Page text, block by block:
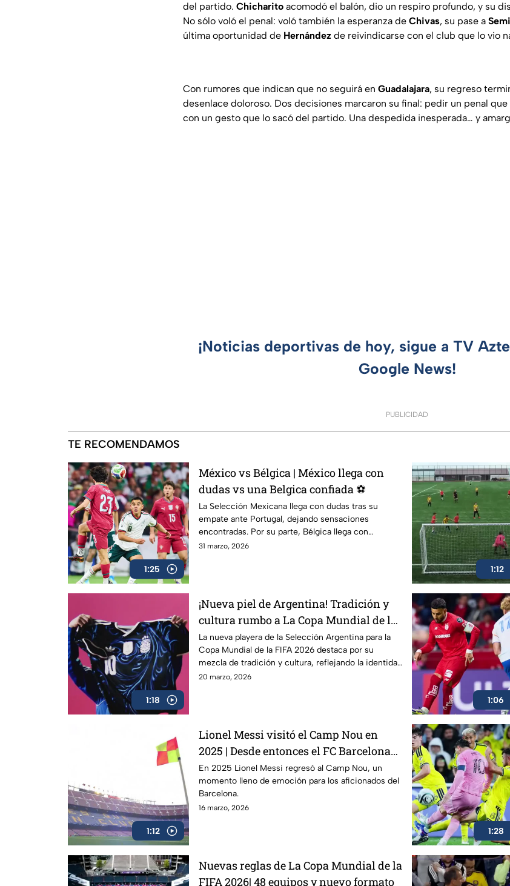
del partido. Chicharito acomodó el balón, dio un respiro profundo, y su
No sólo voló el penal: voló también la esperanza de Chivas, su pase a
última oportunidad de Hernández de reivindicarse con el club que lo vio
Con rumores que indican que no seguirá en Guadalajara, su regreso
desenlace doloroso. Dos decisiones marcaron su final: pedir un penal
con un gesto que lo sacó del partido. Una despedida inesperada… y
¡Noticias deportivas de hoy, sigue a TV
Google News!
PUBLICIDAD
TE RECOMENDAMOS
1:25
México vs Bélgica | México llega con
dudas vs una Belgica confiada ⚽
La Selección Mexicana llega con dudas tras su
empate ante Portugal, dejando sensaciones
encontradas. Por su parte, Bélgica llega con
confianza luego de vencer a Estados Unidos,
31 marzo, 2026
1:12
1:18
¡Nueva piel de Argentina! Tradición y
cultura rumbo a La Copa Mundial de la
FIFA 2026
La nueva playera de la Selección Argentina para la
Copa Mundial de la FIFA 2026 destaca por su
mezcla de tradición y cultura, reflejando la identidad
y pasión del país. Un diseño que mantiene los
20 marzo, 2026
1:06
1:12
Lionel Messi visitó el Camp Nou en
2025 | Desde entonces el FC Barcelona
es una fortaleza
En 2025 Lionel Messi regresó al Camp Nou, un
momento lleno de emoción para los aficionados del
Barcelona.
16 marzo, 2026
1:28
Nuevas reglas de La Copa Mundial de la
FIFA 2026| 48 equipos y nuevo formato